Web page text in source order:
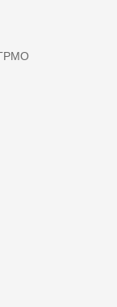
ГРМО